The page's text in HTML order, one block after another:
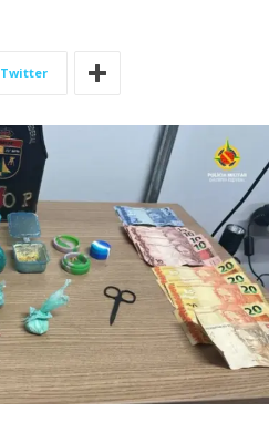
Twitter